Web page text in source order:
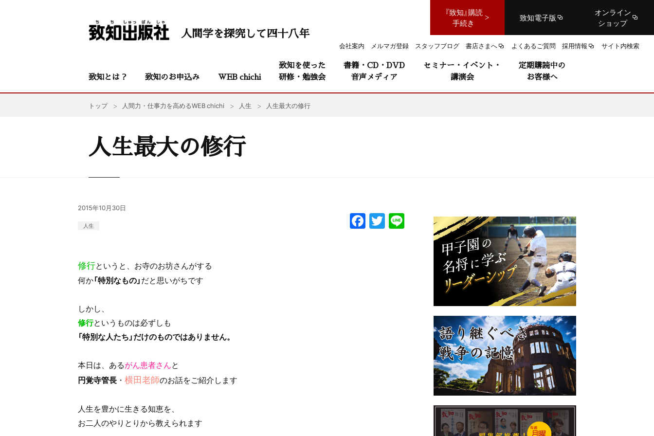
『致知』購読
手続き
致知電子版
オンライン
ショップ
会社案内 メルマガ登録 スタッフブログ 書店さまへ よくあるご質問 採用情報 サイト内検索
人間学を探究して四十八年
致知とは？ 致知のお申込み WEB chichi
致知を使った
研修・勉強会
書籍・CD・DVD
音声メディア
セミナー・イベント・
講演会
定期購読中の
お客様へ
トップ 人間力・仕事力を高めるWEB chichi 人生 人生最大の修行
人生最大の修行
2015年10月30日
人生 F
a
T
w
修行というと、お寺のお坊さんがする
何か「特別なもの」だと思いがちです
しかし、
修行というものは必ずしも
「特別な人たち」だけのものではありません。
本日は、あるがん患者さんと
円覚寺管長 ・ 横田老師のお話をご紹介します
人生を豊かに生きる知恵を、
お二人のやりとりから教えられます